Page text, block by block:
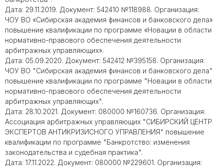
Дата: 29.11.2019. Документ: 542410 №118988. Организация:
ЧОУ ВО «Сибирская академия финансов и банковского дела»
повышение квалификации по программе «Новации в области
нормативно-правового обеспечения деятельности
арбитражных управляющих».
Дата: 05.09.2020. Документ: 542412 №395158. Организация:
ЧОУ ВО "Сибирская академия финансов и банковского дела"
повышение квалификации по программе "Новации в области
нормативно-правового обеспечения деятельности
арбитражных управляющих".
Дата: 28.10.2021. Документ: 080000 №160736. Организация:
Ассоциация арбитражных управляющих "СИБИРСКИЙ ЦЕНТР
ЭКСПЕРТОВ АНТИКРИЗИСНОГО УПРАВЛЕНИЯ" повышение
квалификации по программе "Банкротство: изменения
законодательства и судебная практика".
Дата: 17.11.2022. Документ: 080000 №229601. Организация: